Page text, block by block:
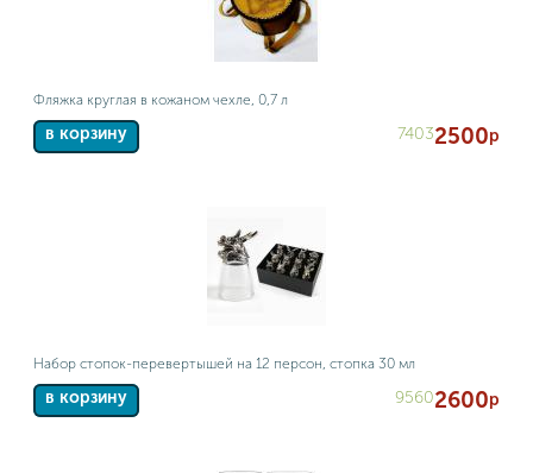
Фляжка круглая в кожаном чехле, 0,7 л
в корзину 74032500р
Набор стопок-перевертышей на 12 персон, стопка 30 мл
в корзину 95602600р